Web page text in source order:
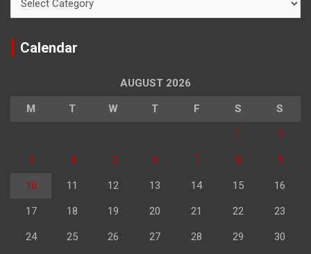
Calendar
AUGUST 2026
M T W T F S S
1 2
3 4 5 6 7 8 9
10 11 12 13 14 15 16
17 18 19 20 21 22 23
24 25 26 27 28 29 30